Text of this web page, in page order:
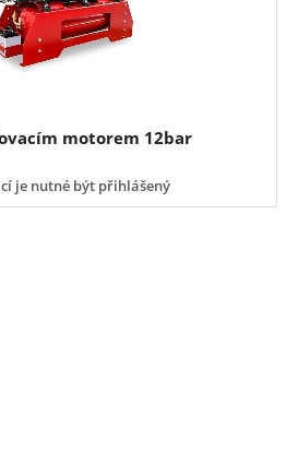
motorem 12bar
je nutné být přihlášený